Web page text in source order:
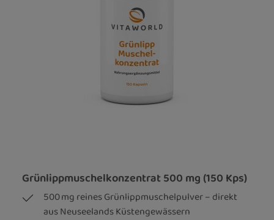
Grünlippmuschelkonzentrat 500 mg (150 Kps)
500 mg reines Grünlippmuschelpulver – direkt
aus Neuseelands Küstengewässern